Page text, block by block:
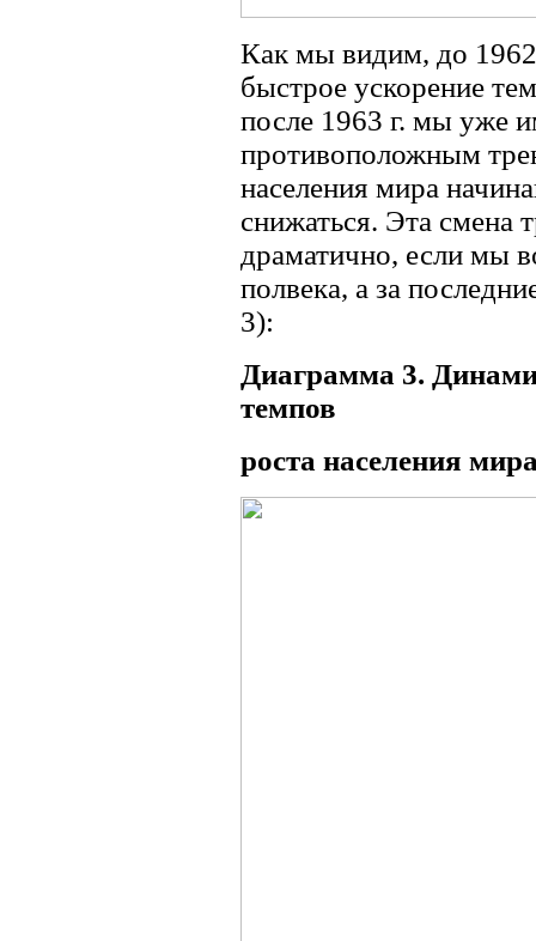
Как мы видим, до 1962
быстрое ускорение
после 1963 г. мы уже
противоположным
населения мира
снижаться. Эта смена
драматично, если мы
полвека, а за
3):
Диаграмма 3.
темпов
роста населения